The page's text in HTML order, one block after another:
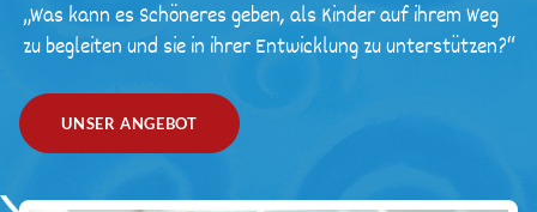
„Was kann es Schöneres geben, als Kinder auf ihrem Weg
zu begleiten und sie in ihrer Entwicklung zu unterstützen?“
UNSER ANGEBOT